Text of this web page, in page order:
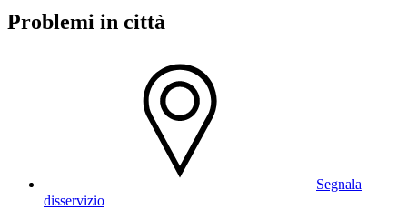
Problemi in città
Segnala
disservizio